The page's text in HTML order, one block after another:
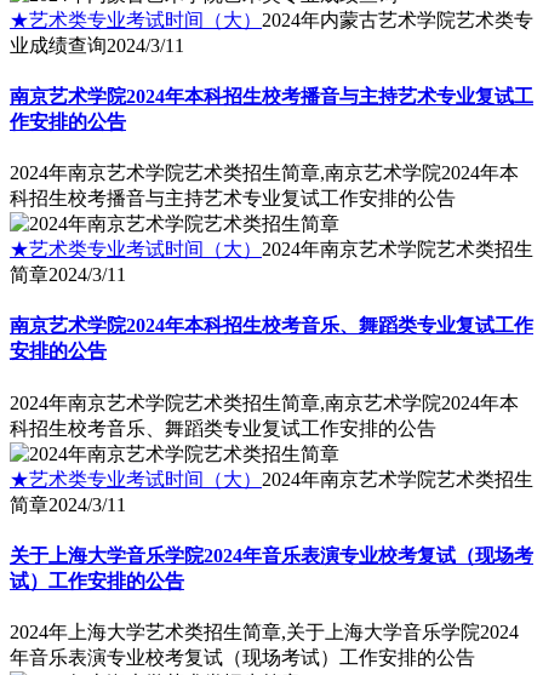
★艺术类专业考试时间（大） 2024年内蒙古艺术学院艺术类专
业成绩查询2024/3/11
南京艺术学院2024年本科招生校考播音与主持艺术专业复试工
作安排的公告
2024年南京艺术学院艺术类招生简章,南京艺术学院2024年本
科招生校考播音与主持艺术专业复试工作安排的公告
★艺术类专业考试时间（大） 2024年南京艺术学院艺术类招生
简章2024/3/11
南京艺术学院2024年本科招生校考音乐、舞蹈类专业复试工作
安排的公告
2024年南京艺术学院艺术类招生简章,南京艺术学院2024年本
科招生校考音乐、舞蹈类专业复试工作安排的公告
★艺术类专业考试时间（大） 2024年南京艺术学院艺术类招生
简章2024/3/11
关于上海大学音乐学院2024年音乐表演专业校考复试（现场考
试）工作安排的公告
2024年上海大学艺术类招生简章,关于上海大学音乐学院2024
年音乐表演专业校考复试（现场考试）工作安排的公告